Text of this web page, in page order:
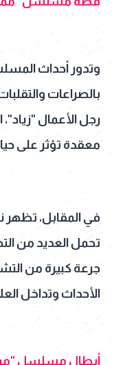
وتدور أحداث
بالصراعات
رجل الأعمال
معقدة تؤثر على
في المقابل،
تحمل العديد من
جرعة كبيرة من
الأحداث وتداخل
أبطال مسلسل